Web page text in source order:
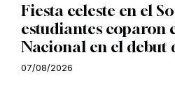
Fiesta celeste en el
estudiantes coparon
Nacional en el debut
07/08/2026